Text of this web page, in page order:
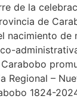
de la
de
nacimiento de
Regional –
1824-